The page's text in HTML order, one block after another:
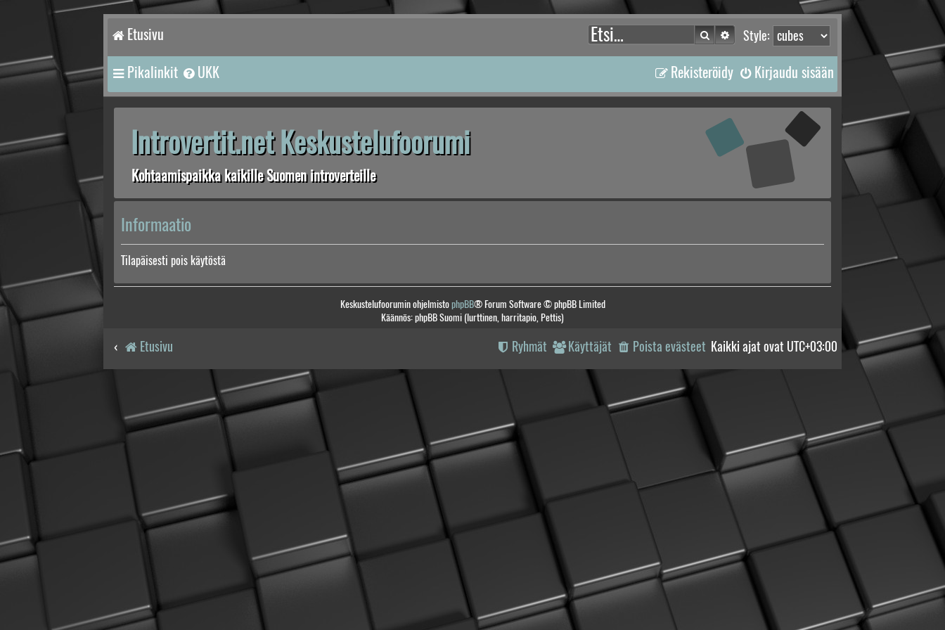
Etusivu Style:
Etsi Tarkennettu haku
Pikalinkit UKK Kirjaudu sisään
Rekisteröidy
Introvertit.net Keskustelufoorumi
Kohtaamispaikka kaikille Suomen introverteille
Informaatio
Tilapäisesti pois käytöstä
Keskustelufoorumin ohjelmistophpBB® Forum Software © phpBB Limited
Käännös: phpBB Suomi (lurttinen, harritapio, Pettis)
Etusivu Kaikki ajat ovat UTC+03:00
Poista evästeet
Käyttäjät
Ryhmät